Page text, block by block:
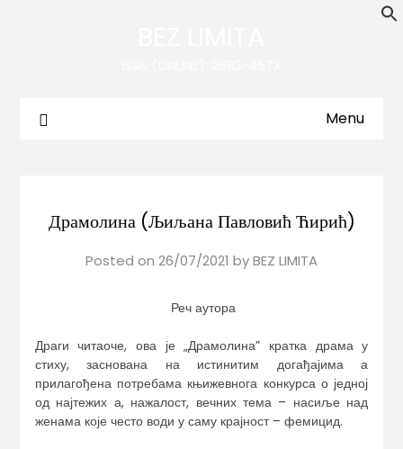
Menu
Драмолина (Љиљана Павловић Ћирић)
Posted on 26/07/2021 byBEZ LIMITA
Реч аутора
Драги читаоче, ова је „Драмолина” кратка драма у
стиху, заснована на истинитим догађајима а
прилагођена потребама књижевнога конкурса о једној
од најтежих а, нажалост, вечних тема – насиље над
женама које често води у саму крајност – фемицид.